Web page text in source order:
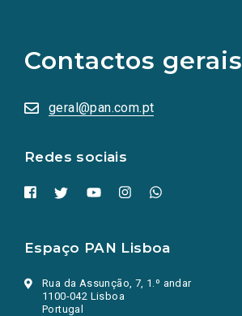
Contactos gerais
geral@pan.com.pt
Redes sociais
redes
sociais
numa
nova
Espaço PAN Lisboa
Rua da Assunção, 7, 1.º andar
1100-042 Lisboa
Portugal